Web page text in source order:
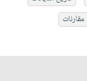
مقارنات